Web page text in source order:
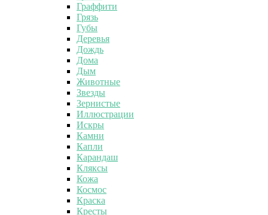
Граффити
Грязь
Губы
Деревья
Дождь
Дома
Дым
Животные
Звезды
Зернистые
Иллюстрации
Искры
Камни
Капли
Карандаш
Кляксы
Кожа
Космос
Краска
Кресты